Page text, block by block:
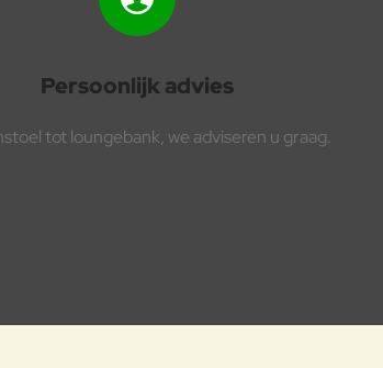
Persoonlijk advies
tot loungebank, we adviseren u graag.